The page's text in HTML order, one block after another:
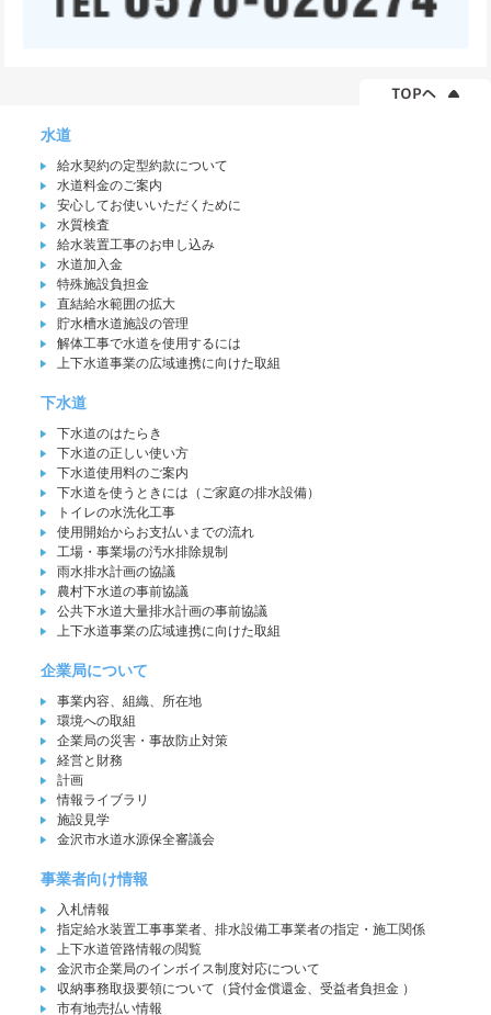
水道
給水契約の定型約款について
水道料金のご案内
安心してお使いいただくために
水質検査
給水装置工事のお申し込み
水道加入金
特殊施設負担金
直結給水範囲の拡大
貯水槽水道施設の管理
解体工事で水道を使用するには
上下水道事業の広域連携に向けた取組
下水道
下水道のはたらき
下水道の正しい使い方
下水道使用料のご案内
下水道を使うときには（ご家庭の排水設備）
トイレの水洗化工事
使用開始からお支払いまでの流れ
工場・事業場の汚水排除規制
雨水排水計画の協議
農村下水道の事前協議
公共下水道大量排水計画の事前協議
上下水道事業の広域連携に向けた取組
企業局について
事業内容、組織、所在地
環境への取組
企業局の災害・事故防止対策
経営と財務
計画
情報ライブラリ
施設見学
金沢市水道水源保全審議会
事業者向け情報
入札情報
指定給水装置工事事業者、排水設備工事業者の指定・施工関係
上下水道管路情報の閲覧
金沢市企業局のインボイス制度対応について
収納事務取扱要領について（貸付金償還金、受益者負担金 ）
市有地売払い情報